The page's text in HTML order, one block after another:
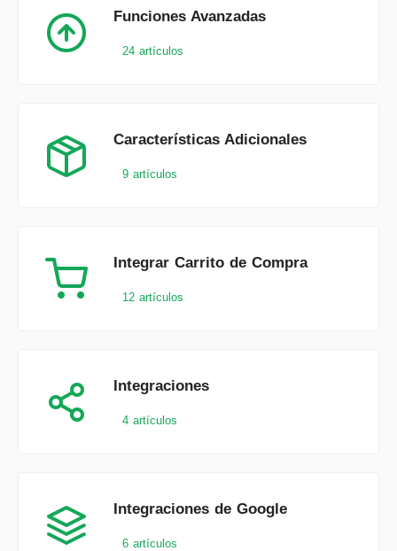
Funciones Avanzadas
24 artículos
Características Adicionales
9 artículos
Integrar Carrito de Compra
12 artículos
Integraciones
4 artículos
Integraciones de Google
6 artículos